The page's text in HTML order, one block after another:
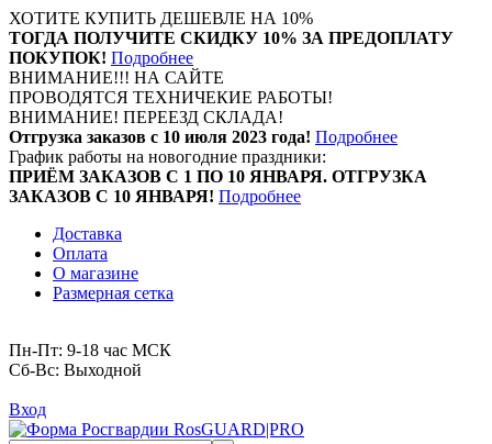
ХОТИТЕ КУПИТЬ ДЕШЕВЛЕ НА 10%
ТОГДА ПОЛУЧИТЕ СКИДКУ 10% ЗА ПРЕДОПЛАТУ
ПОКУПОК! Подробнее
ВНИМАНИЕ!!! НА САЙТЕ
ПРОВОДЯТСЯ ТЕХНИЧЕКИЕ РАБОТЫ!
ВНИМАНИЕ! ПЕРЕЕЗД СКЛАДА!
Отгрузка заказов с 10 июля 2023 года! Подробнее
График работы на новогодние праздники:
ПРИЁМ ЗАКАЗОВ С 1 ПО 10 ЯНВАРЯ. ОТГРУЗКА
ЗАКАЗОВ С 10 ЯНВАРЯ! Подробнее
Доставка
Оплата
О магазине
Размерная сетка
Пн-Пт: 9-18 час МСК
Cб-Вс: Выходной
Вход